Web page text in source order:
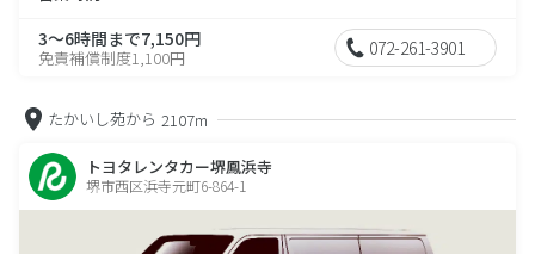
3～6時間まで7,150円
免責補償制度1,100円 072-261-3901
たかいし苑から 2107m
トヨタレンタカー堺鳳浜寺
堺市西区浜寺元町6-864-1